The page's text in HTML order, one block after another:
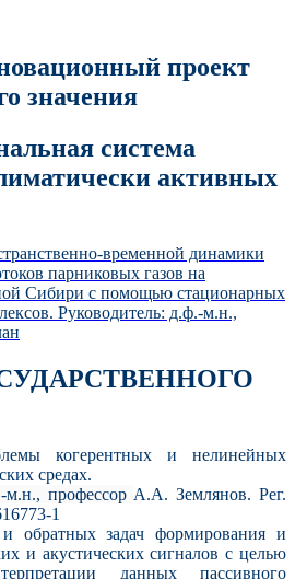
проект
значения
система
активных
временной динамики
парниковых газов на
Сибири с помощью стационарных
Руководитель: д.ф.-м.н.,
когерентных и нелинейных
средах.
м.н., профессор А.А. Землянов. Рег.
1
обратных задач формирования и
и акустических сигналов с целью
данных пассивного